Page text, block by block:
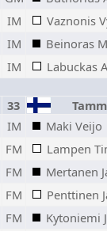
IM
Vaznonis
IM
Beinoras
IM
Labuckas
33
IM
Maki Veijo
FM
Lampen
FM
Mertanen
FM
Penttinen
FM
Kytoniemi